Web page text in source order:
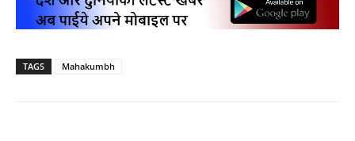
TAGS Mahakumbh